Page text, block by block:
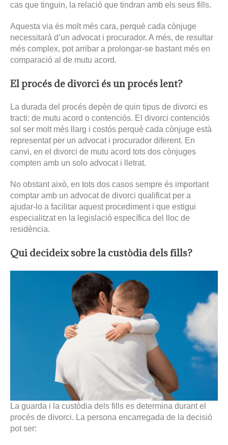
cas que tinguin, la relació que tindran amb els seus fills.
Aquesta via és molt més cara, perquè cada cònjuge
necessitarà d’un advocat i procurador. A més, de resultar
més complex, pot arribar a prolongar-se bastant més en
comparació al de mutu acord.
El procés de divorci és un procés lent?
La durada del procés depèn de quin tipus de divorci es
tracti: de mutu acord o contenciós. El divorci contenciós
sol ser molt més llarg i costós perquè cada cònjuge està
representat per un advocat i procurador diferent. En
canvi, en el divorci de mutu acord tots dos cònjuges
compten amb un solo advocat i lletrat.
No obstant això, en tots dos casos sempre és important
comptar amb un advocat de divorci qualificat per a
ajudar-lo a facilitar aquest procediment i que estigui
especialitzat en la legislació específica del lloc de
residència.
Qui decideix sobre la custòdia dels fills?
La guarda i la custòdia dels fills es determina durant el
procés de divorci. La persona encarregada de la decisió
pot ser: